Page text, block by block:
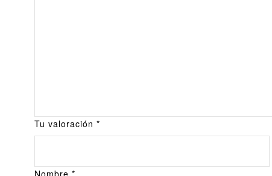
Tu valoración *
Nombre *